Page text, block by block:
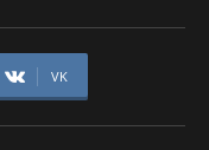
VK